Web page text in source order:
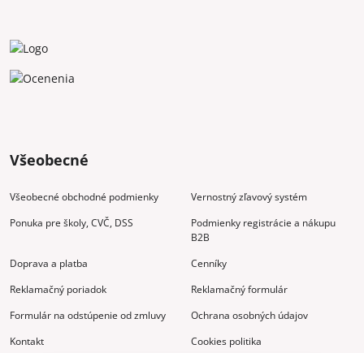
Všeobecné
Všeobecné obchodné podmienky
Vernostný zľavový systém
Ponuka pre školy, CVČ, DSS
Podmienky registrácie a nákupu
B2B
Doprava a platba
Cenníky
Reklamačný poriadok
Reklamačný formulár
Formulár na odstúpenie od zmluvy
Ochrana osobných údajov
Kontakt
Cookies politika